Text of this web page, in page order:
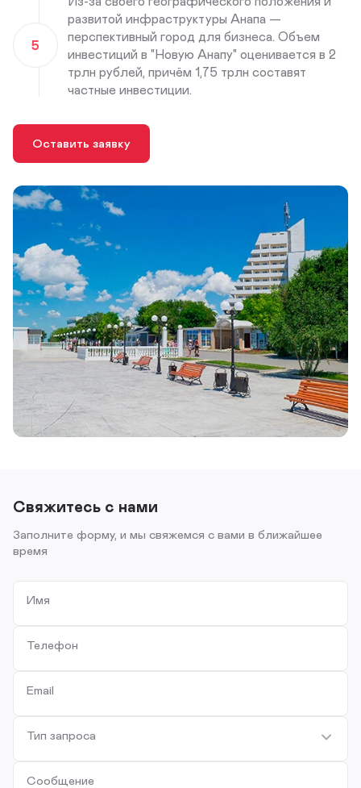
5
развитой инфраструктуры Анапа —
перспективный город для бизнеса. Объем
инвестиций в "Новую Анапу" оценивается в 2
трлн рублей, причём 1,75 трлн составят
частные инвестиции.
Оставить заявку
Свяжитесь с нами
Заполните форму, и мы свяжемся с вами в ближайшее
время
Имя
Телефон
Email
Тип запроса
Сообщение